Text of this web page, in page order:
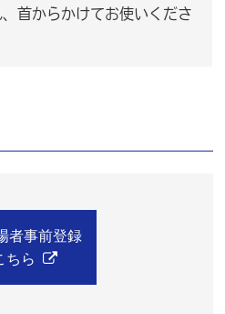
首からかけてお使いくださ
者事前登録
ちら